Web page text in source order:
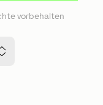
vorbehalten